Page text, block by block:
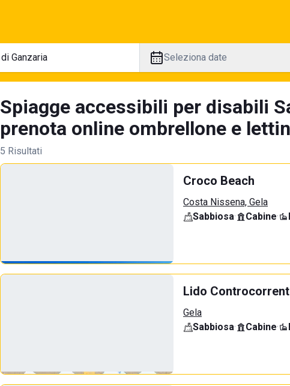
Seleziona date
Spiagge accessibili per disabili
prenota online ombrellone e
5 Risultati
Croco Beach
Costa Nissena, Gela
Sabbiosa· Cabine·
Lido
Gela
Sabbiosa· Cabine·